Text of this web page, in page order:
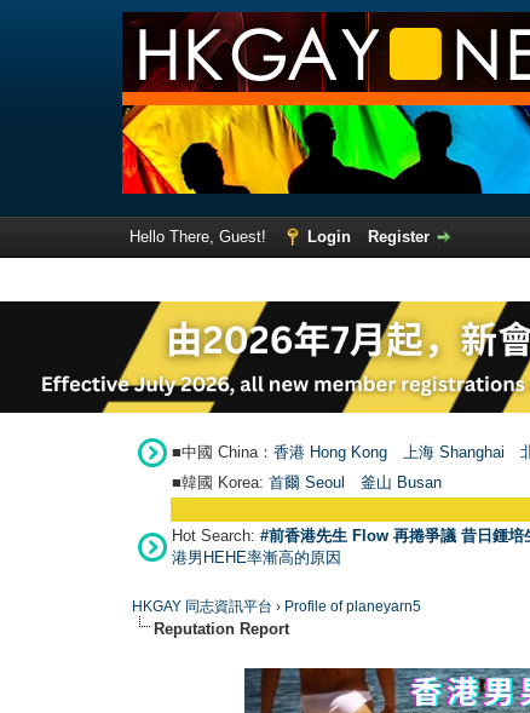
Hello There, Guest! Login
Register
■中國 China： 香港 Hong Kong 上海 Shanghai
■韓國 Korea: 首爾 Seou 釜山 Busan
Hot Search: #前香港先生 Flow 再捲爭議 昔日鍾
港男HEHE率漸高的原因
HKGAY 同志資訊平台 › Profile of planeyarn5
Reputation Report